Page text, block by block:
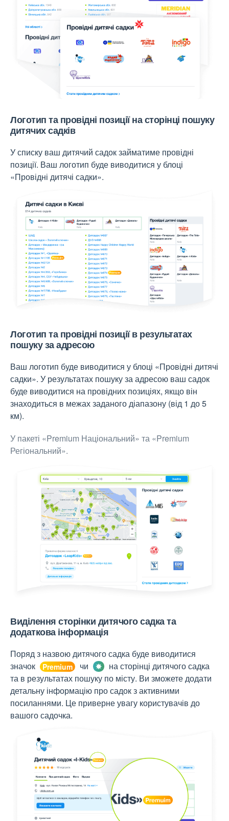
Логотип та провідні позиції на сторінці пошуку
дитячих садків
У списку ваш дитячий садок займатиме провідні
позиції. Ваш логотип буде виводитися у блоці
«Провідні дитячі садки».
Логотип та провідні позиції в результатах
пошуку за адресою
Ваш логотип буде виводитися у блоці «Провідні дитячі
садки». У результатах пошуку за адресою ваш садок
буде виводитися на провідних позиціях, якщо він
знаходиться в межах заданого діапазону (від 1 до 5
км).
У пакеті «Premium Національний» та «Premium
Регіональний».
Виділення сторінки дитячого садка та
додаткова інформація
Поряд з назвою дитячого садка буде виводитися
значок
чи
на сторінці дитячого садка
та в результатах пошуку по місту. Ви зможете додати
детальну інформацію про садок з активними
посиланнями. Це приверне увагу користувачів до
вашого садочка.